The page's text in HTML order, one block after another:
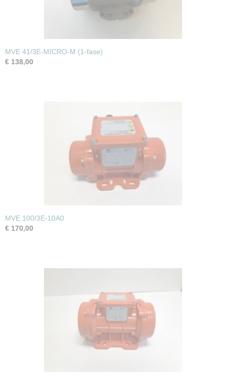
MVE 41/3E-MICRO-M (1-fase)
€ 138,00
MVE 100/3E-10A0
€ 170,00